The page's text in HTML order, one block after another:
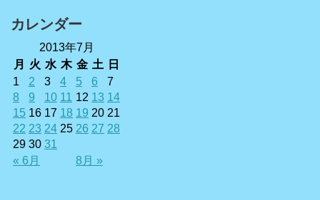
カレンダー
2013年7月
月
火 水 木 金 土 日
« 6月 8月 »
1 2 3 4 5 6
7
8
9 10 11 12 13 14
15 16 17 18 19 20 21
22 23 24 25 26 27 28
29 30 31